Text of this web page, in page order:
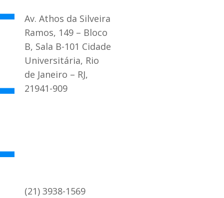
Av. Athos da Silveira
Ramos, 149 – Bloco
B, Sala B-101 Cidade
Universitária, Rio
de Janeiro – RJ,
21941-909
(21) 3938-1569